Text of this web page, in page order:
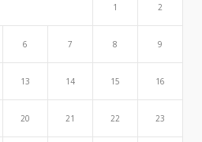
1 2
6 7 8 9
13 14 15 16
20 21 22 23